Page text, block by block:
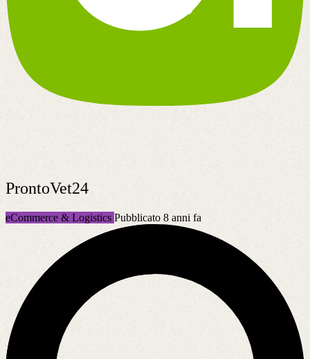
ProntoVet24
eCommerce & Logistics Pubblicato 8 anni fa